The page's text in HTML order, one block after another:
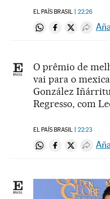
EL PAÍS BRASIL 22:26
Compartir en
Compartir en
Compartir
O prêmio de
vai para o
González
Regresso, com
EL PAÍS BRASIL 22:23
Compartir en
Compartir en
Compartir